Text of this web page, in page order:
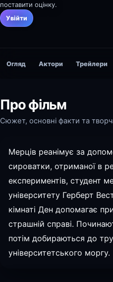
поставити оцінку.
Увійти
Огляд Актори Трейлери
Про фільм
Сюжет, основні факти та
Мерців реанімує за
сироватки, отриманої в
експериментів, студент
університету Герберт
кімнаті Ден допомагає
страшній справі.
потім добираються до
університетського моргу.